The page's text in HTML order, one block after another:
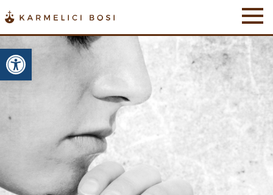
Otwórz pasek narzędzi